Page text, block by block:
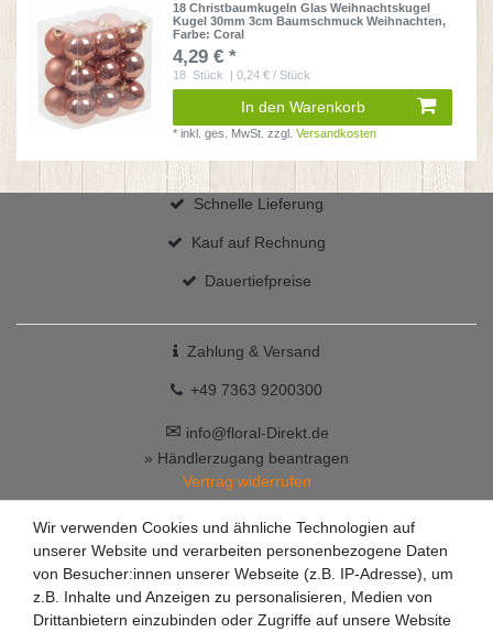
18 Christbaumkugeln Glas Weihnachtskugel
Kugel 30mm 3cm Baumschmuck Weihnachten,
Farbe: Coral
4,29 € *
18 Stück | 0,24 € / Stück
In den Warenkorb
*inkl. ges. MwSt. zzgl.Versandkosten
Schnelle Lieferung
Kauf auf Rechnung
Dauertiefpreise
Zahlung & Versand
+49 7363 9200300
✉ info@floral-Direkt.de
» Händlerzugang beantragen
Vertrag widerrufen
Wir verwenden Cookies und ähnliche Technologien auf
unserer Website und verarbeiten personenbezogene Daten
von Besucher:innen unserer Webseite (z.B. IP-Adresse), um
z.B. Inhalte und Anzeigen zu personalisieren, Medien von
Drittanbietern einzubinden oder Zugriffe auf unsere Website